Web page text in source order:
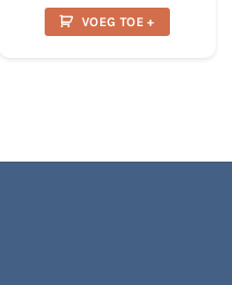
was:
€21.99.
is:
€12.49.
VOEG TOE +